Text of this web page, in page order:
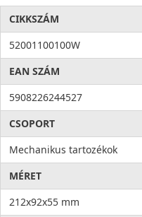
CIKKSZÁM
52001100100W
EAN SZÁM
5908226244527
CSOPORT
Mechanikus tartozékok
MÉRET
212x92x55 mm